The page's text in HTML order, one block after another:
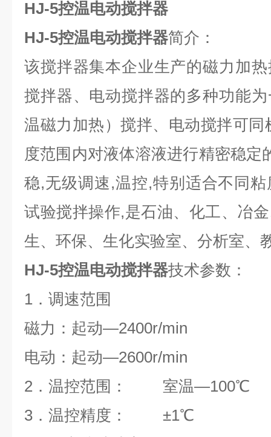
HJ-5控温电动搅拌器
HJ-5控温电动搅拌器简介：
该搅拌器集本企业生产的磁力加
搅拌器、电动搅拌器的多种功能
温磁力加热）搅拌、电动搅拌可
度范围内对液体溶液进行精密稳定
稳,无级调速,温控,特别适合不同
试验搅拌操作,是石油、化工、冶
生、环保、生化实验室、分析室、
HJ-5控温电动搅拌器技术参数：
1．调速范围
磁力：起动—2400r/min
电动：起动—2600r/min
2．温控范围： 室温—100℃
3．温控精度： ±1℃